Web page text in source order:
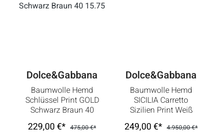
Dolce&Gabbana
Baumwolle Hemd
Schlüssel Print GOLD
Schwarz Braun 40
15.75
229,00 €* 475,00 €*
Dolce&Gabbana
Baumwolle Hemd
SICILIA Carretto
Sizilien Print Weiß
249,00 €* 4.950,00 €*